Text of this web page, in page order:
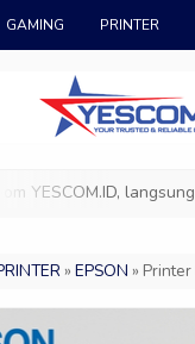
GAMING PRINTER
langsung cek
» EPSON »